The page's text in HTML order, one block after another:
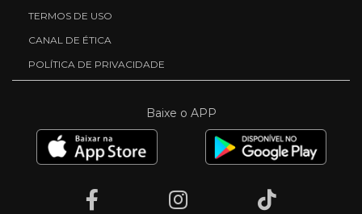
TERMOS DE USO
CANAL DE ÉTICA
POLÍTICA DE PRIVACIDADE
Baixe o APP